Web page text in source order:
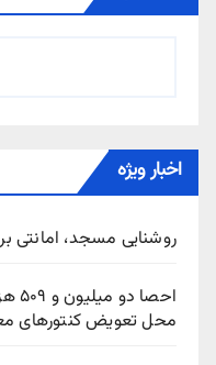
اخبار ویژه
روشنایی مسجد، امانتی
محل تعویض کنتورهای